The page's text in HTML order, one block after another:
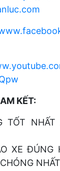
KẾT:
TỐT
XE